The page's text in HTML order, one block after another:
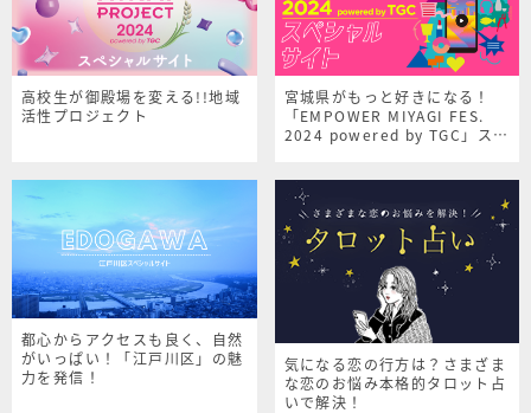
高校生が御殿場を変える!!地域
活性プロジェクト
宮城県がもっと好きになる！
「EMPOWER MIYAGI FES.
2024 powered by TGC」スペ
都心からアクセスも良く、自然
がいっぱい！「江戸川区」の魅
力を発信！
気になる恋の行方は？さまざま
な恋のお悩み本格的タロット占
いで解決！